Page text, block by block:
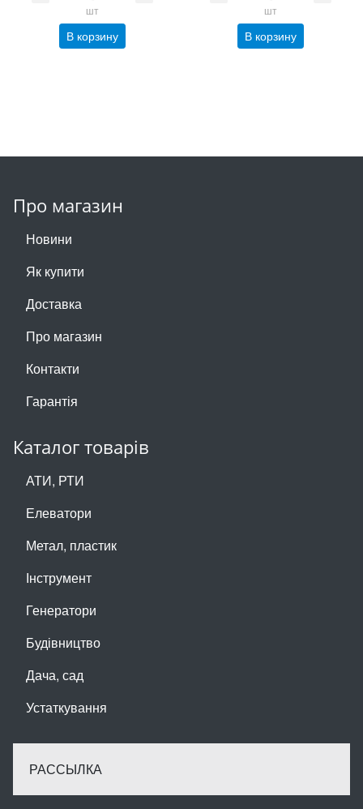
шт
В корзину
шт
В корзину
Про магазин
Новини
Як купити
Доставка
Про магазин
Контакти
Гарантія
Каталог товарів
АТИ, РТИ
Елеватори
Метал, пластик
Інструмент
Генератори
Будівництво
Дача, сад
Устаткування
РАССЫЛКА